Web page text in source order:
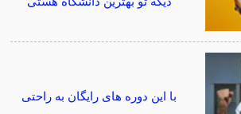
با این دوره های رایگان به راحتی